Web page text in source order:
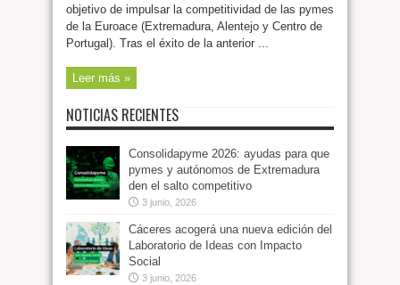
objetivo de impulsar la competitividad de las pymes
de la Euroace (Extremadura, Alentejo y Centro de
Portugal). Tras el éxito de la anterior ...
Leer más »
NOTICIAS RECIENTES
Consolidapyme 2026: ayudas para que
pymes y autónomos de Extremadura
den el salto competitivo
3 junio, 2026
Cáceres acogerá una nueva edición del
Laboratorio de Ideas con Impacto
Social
3 junio, 2026